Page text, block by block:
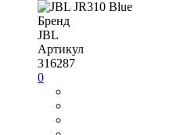
Бренд
JBL
Артикул
316287
0